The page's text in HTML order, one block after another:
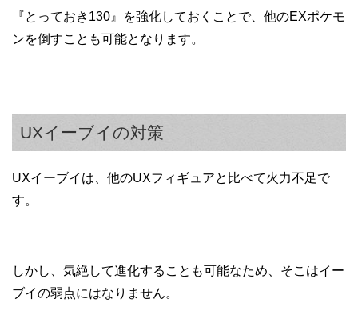
『とっておき130』を強化しておくことで、他のEXポケモ
ンを倒すことも可能となります。
UXイーブイの対策
UXイーブイは、他のUXフィギュアと比べて火力不足で
す。
しかし、気絶して進化することも可能なため、そこはイー
ブイの弱点にはなりません。